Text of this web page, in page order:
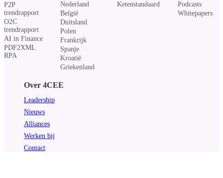
P2P
trendrapport
O2C
trendrapport
AI in Finance
PDF2XML
RPA
Nederland
België
Duitsland
Polen
Frankrijk
Spanje
Kroatië
Griekenland
Ketenstandaard
Podcasts
Whitepapers
Over 4CEE
Leadership
Nieuws
Alliances
Werken bij
Contact